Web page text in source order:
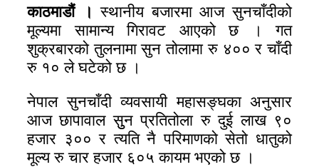
काठमाडौं । स्थानीय बजारमा आज सुनचाँदीको
मूल्यमा सामान्य गिरावट आएको छ । गत
शुक्रबारको तुलनामा सुन तोलामा रु ४०० र चाँदी
रु १० ले घटेको छ ।
नेपाल सुनचाँदी व्यवसायी महासङ्घका अनुसार
आज छापावाल सुुन प्रतितोला रु दुई लाख ९०
हजार ३०० र त्यति नै परिमाणको सेतो धातुको
मूल्य रु चार हजार ६०५ कायम भएको छ ।